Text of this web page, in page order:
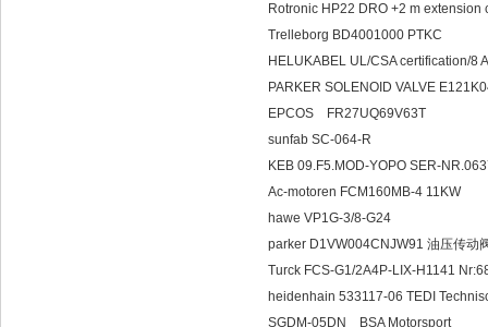
Rotronic HP22 DRO +2 m extension
Trelleborg BD4001000 PTKC
HELUKABEL UL/CSA certification/8
PARKER SOLENOID VALVE
EPCOS FR27UQ69V63T
sunfab SC-064-R
KEB 09.F5.MOD-YOPO SER-
Ac-motoren FCM160MB-4 11KW
hawe VP1G-3/8-G24
parker D1VW004CNJW91 油压传动
Turck FCS-G1/2A4P-LIX-H1141
heidenhain 533117-06 TEDI
SGDM-05DN BSA Motorsport